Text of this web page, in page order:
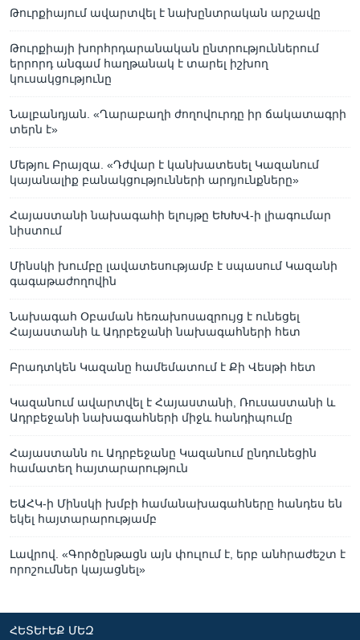
Թուրքիայում ավարտվել է նախընտրական արշավը
Թուրքիայի խորհրդարանական ընտրություններում
երրորդ անգամ հաղթանակ է տարել իշխող
կուսակցությունը
Նալբանդյան. «Ղարաբաղի ժողովուրդը իր ճակատագրի
տերն է»
Մեթյու Բրայզա. «Դժվար է կանխատեսել Կազանում
կայանալիք բանակցությունների արդյունքները»
Հայաստանի նախագահի ելույթը ԵԽԽՎ-ի լիագումար
նիստում
Մինսկի խումբը լավատեսությամբ է սպասում Կազանի
գագաթաժողովին
Նախագահ Օբաման հեռախոսազրույց է ունեցել
Հայաստանի և Ադրբեջանի նախագահների հետ
Բրադտկեն Կազանը համեմատում է Քի Վեսթի հետ
Կազանում ավարտվել է Հայաստանի, Ռուսաստանի և
Ադրբեջանի նախագահների միջև հանդիպումը
Հայաստանն ու Ադրբեջանը Կազանում ընդունեցին
համատեղ հայտարարություն
ԵԱՀԿ-ի Մինսկի խմբի համանախագահները հանդես են
եկել հայտարարությամբ
Լավրով. «Գործընթացն այն փուլում է, երբ անհրաժեշտ է
որոշումներ կայացնել»
ՀԵՏԵՒԵՔ ՄԵԶ